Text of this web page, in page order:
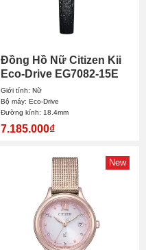
Đồng Hồ Nữ Citizen Kii
Eco-Drive EG7082-15E
18.4mm
Giới tính: Nữ
Bộ máy: Eco-Drive
Đường kính: 18.4mm
7.185.000₫
New